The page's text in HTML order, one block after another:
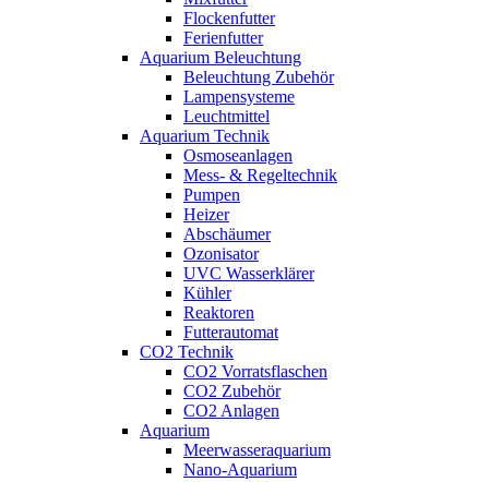
Flockenfutter
Ferienfutter
Aquarium Beleuchtung
Beleuchtung Zubehör
Lampensysteme
Leuchtmittel
Aquarium Technik
Osmoseanlagen
Mess- & Regeltechnik
Pumpen
Heizer
Abschäumer
Ozonisator
UVC Wasserklärer
Kühler
Reaktoren
Futterautomat
CO2 Technik
CO2 Vorratsflaschen
CO2 Zubehör
CO2 Anlagen
Aquarium
Meerwasseraquarium
Nano-Aquarium